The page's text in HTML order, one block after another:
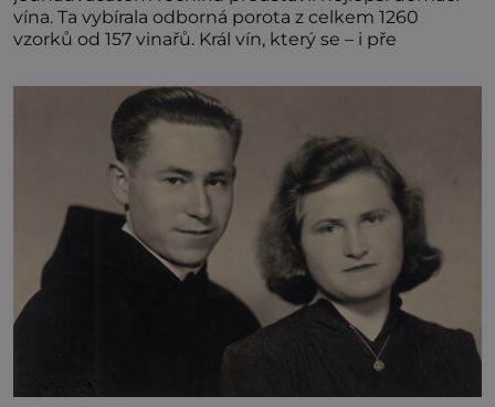
vína. Ta vybírala odborná porota z celkem 1260
vzorků od 157 vinařů. Král vín, který se – i pře